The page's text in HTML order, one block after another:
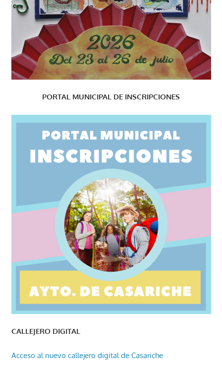
PORTAL MUNICIPAL DE INSCRIPCIONES
CALLEJERO DIGITAL
Acceso al nuevo callejero digital de Casariche